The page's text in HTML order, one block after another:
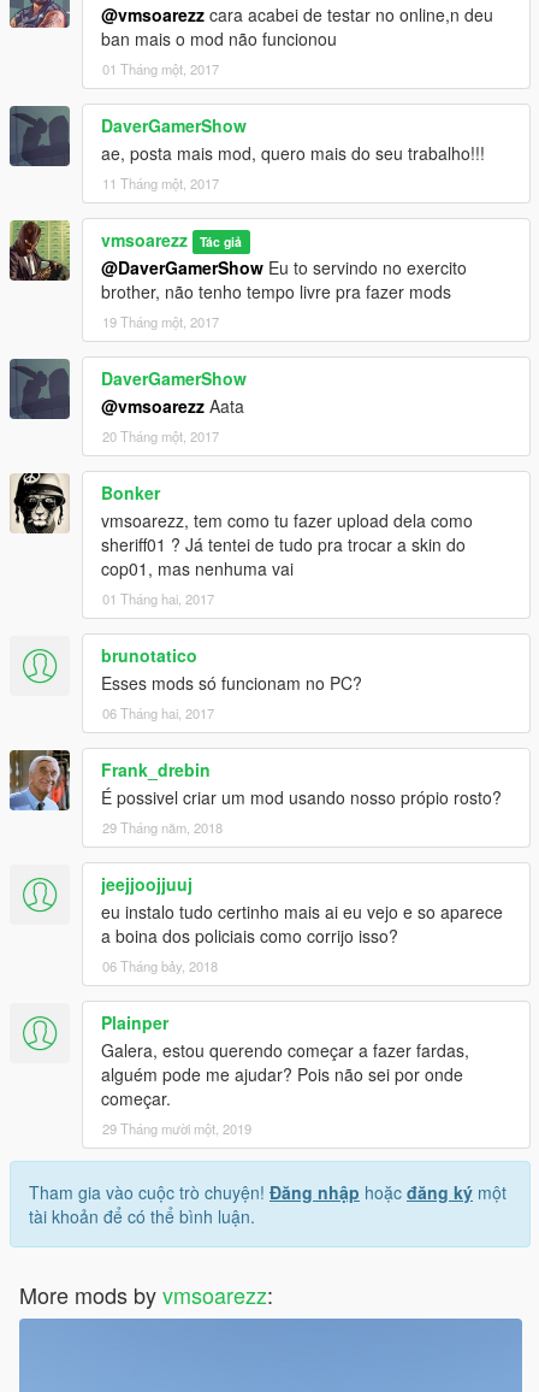
@vmsoarezz cara acabei de testar no online,n deu
ban mais o mod não funcionou
01 Tháng một, 2017
DaverGamerShow
ae, posta mais mod, quero mais do seu trabalho!!!
11 Tháng một, 2017
vmsoarezz Tác giả
@DaverGamerShow Eu to servindo no exercito
brother, não tenho tempo livre pra fazer mods
19 Tháng một, 2017
DaverGamerShow
@vmsoarezz Aata
20 Tháng một, 2017
Bonker
vmsoarezz, tem como tu fazer upload dela como
sheriff01 ? Já tentei de tudo pra trocar a skin do
cop01, mas nenhuma vai
01 Tháng hai, 2017
brunotatico
Esses mods só funcionam no PC?
06 Tháng hai, 2017
Frank_drebin
É possivel criar um mod usando nosso própio rosto?
29 Tháng năm, 2018
jeejjoojjuuj
eu instalo tudo certinho mais ai eu vejo e so aparece
a boina dos policiais como corrijo isso?
06 Tháng bảy, 2018
Plainper
Galera, estou querendo começar a fazer fardas,
alguém pode me ajudar? Pois não sei por onde
começar.
29 Tháng mười một, 2019
Tham gia vào cuộc trò chuyện! Đăng nhập hoặc đăng ký một
tài khoản để có thể bình luận.
More mods byvmsoarezz: